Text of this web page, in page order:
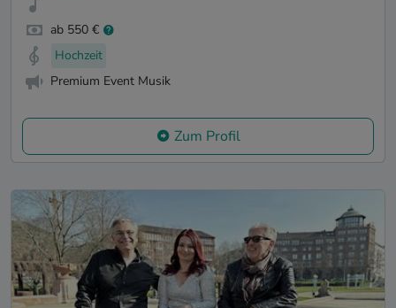
ab 550 €
Hochzeit
Premium Event Musik
Zum Profil